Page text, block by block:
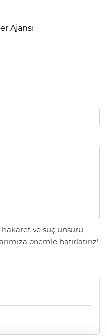
Ajansı
ve suç unsuru
önemle hatırlatırız!